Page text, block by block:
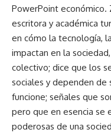
PowerPoint económico.
escritora y académica
en cómo la tecnología,
impactan en la
colectivo; dice que los
sociales y dependen de
funcione; señales que
pero que en esencia se
poderosas de una